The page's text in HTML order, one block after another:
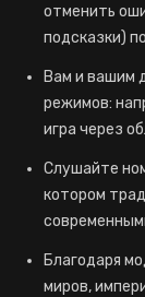
отменить
подсказки)
Вам и вашим
режимов:
игра через
Слушайте
котором
Благодаря
миров,